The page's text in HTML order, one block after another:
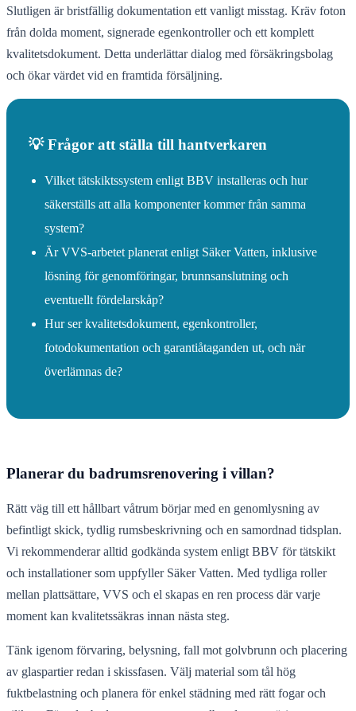
Slutligen är bristfällig dokumentation ett vanligt misstag. Kräv foton
från dolda moment, signerade egenkontroller och ett komplett
kvalitetsdokument. Detta underlättar dialog med försäkringsbolag
och ökar värdet vid en framtida försäljning.
💡 Frågor att ställa till hantverkaren
Vilket tätskiktssystem enligt BBV installeras och hur
säkerställs att alla komponenter kommer från samma
system?
Är VVS-arbetet planerat enligt Säker Vatten, inklusive
lösning för genomföringar, brunnsanslutning och
eventuellt fördelarskåp?
Hur ser kvalitetsdokument, egenkontroller,
fotodokumentation och garantiåtaganden ut, och när
överlämnas de?
Planerar du badrumsrenovering i villan?
Rätt väg till ett hållbart våtrum börjar med en genomlysning av
befintligt skick, tydlig rumsbeskrivning och en samordnad tidsplan.
Vi rekommenderar alltid godkända system enligt BBV för tätskikt
och installationer som uppfyller Säker Vatten. Med tydliga roller
mellan plattsättare, VVS och el skapas en ren process där varje
moment kan kvalitetssäkras innan nästa steg.
Tänk igenom förvaring, belysning, fall mot golvbrunn och placering
av glaspartier redan i skissfasen. Välj material som tål hög
fuktbelastning och planera för enkel städning med rätt fogar och